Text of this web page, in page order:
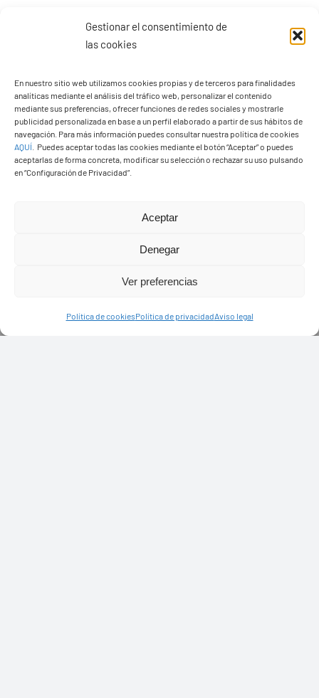
Gestionar el consentimiento de
las cookies
En nuestro sitio web utilizamos cookies propias y de terceros para finalidades
analíticas mediante el análisis del tráfico web, personalizar el contenido
mediante sus preferencias, ofrecer funciones de redes sociales y mostrarle
publicidad personalizada en base a un perfil elaborado a partir de sus hábitos de
navegación. Para más información puedes consultar nuestra política de cookies
AQUÍ
Puedes aceptar todas las cookies mediante el botón “Aceptar” o puedes
aceptarlas de forma concreta, modificar su selección o rechazar su uso pulsando
en “Configuración de Privacidad”.
Aceptar
Denegar
Ver preferencias
Política de cookiesPolítica de privacidadAviso legal